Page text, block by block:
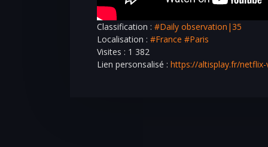
Classification : #Daily observation|35
Localisation : #France #Paris
Visites : 1 382
Lien personsalisé : https://altisplay.fr/netflix-